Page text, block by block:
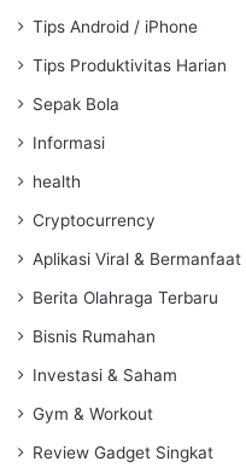
Tips Android / iPhone
Tips Produktivitas Harian
Sepak Bola
Informasi
health
Cryptocurrency
Aplikasi Viral & Bermanfaat
Berita Olahraga Terbaru
Bisnis Rumahan
Investasi & Saham
Gym & Workout
Review Gadget Singkat